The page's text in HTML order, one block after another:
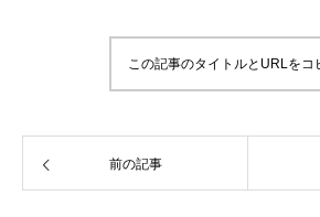
この記事のタイトルとURLをコ
前の記事